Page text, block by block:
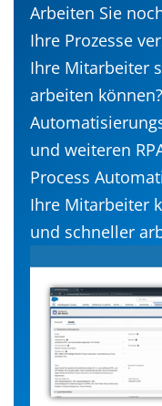
Arbeiten Sie
Ihre Prozesse
Ihre Mitarbeiter
arbeiten
und weiteren
Process
Ihre Mitarbeiter
und schneller